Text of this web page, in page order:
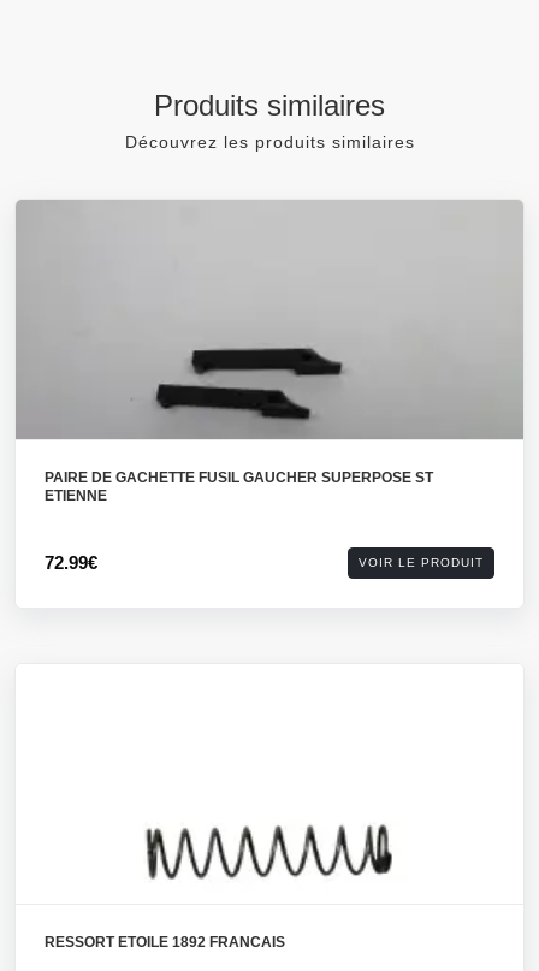
Produits similaires
Découvrez les produits similaires
PAIRE DE GACHETTE FUSIL GAUCHER SUPERPOSE ST
ETIENNE
72.99€ VOIR LE PRODUIT
RESSORT ETOILE 1892 FRANCAIS